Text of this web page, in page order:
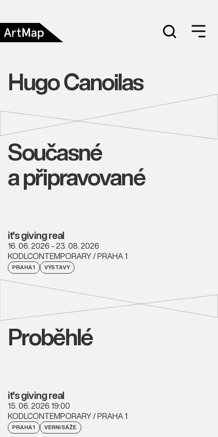
Hugo Canoilas
Současné
a připravované
it's giving real
16. 06. 2026 - 23. 08. 2026
KODLCONTEMPORARY / PRAHA 1
PRAHA 1 VÝSTAVY
Proběhlé
it's giving real
15. 06. 2026 19:00
KODLCONTEMPORARY / PRAHA 1
PRAHA 1 VERNISÁŽE